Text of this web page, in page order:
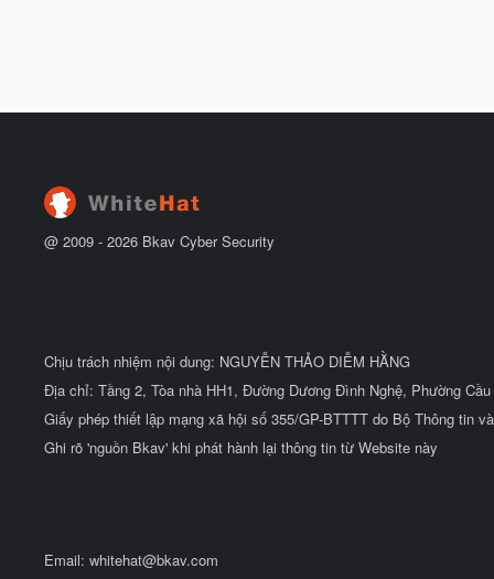
@ 2009 - 2026 Bkav Cyber Security
Chịu trách nhiệm nội dung: NGUYỄN THẢO DIỄM HẰNG
Địa chỉ: Tầng 2, Tòa nhà HH1, Đường Dương Đình Nghệ, Phường
Giấy phép thiết lập mạng xã hội số 355/GP-BTTTT do Bộ Thông tin
Ghi rõ 'nguồn Bkav' khi phát hành lại thông tin từ Website này
Email: whitehat@bkav.com